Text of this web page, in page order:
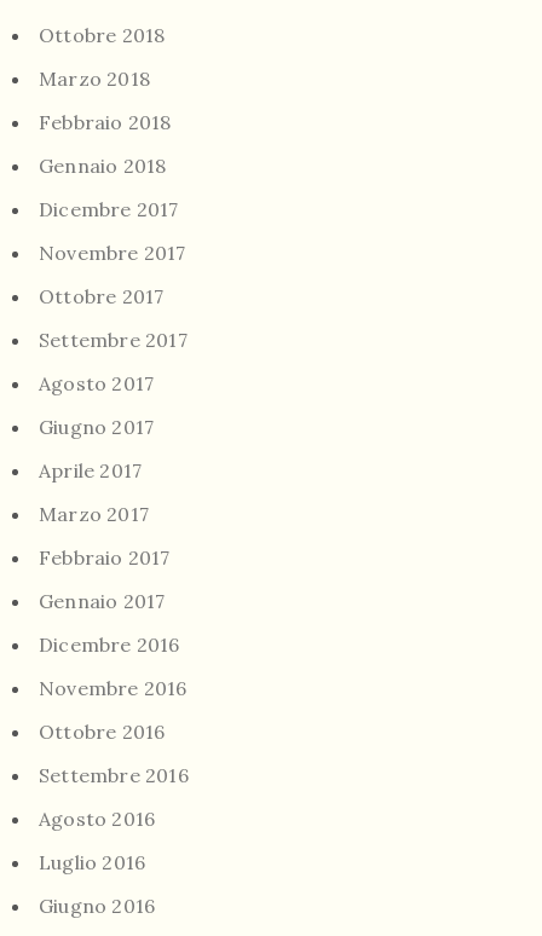
Ottobre 2018
Marzo 2018
Febbraio 2018
Gennaio 2018
Dicembre 2017
Novembre 2017
Ottobre 2017
Settembre 2017
Agosto 2017
Giugno 2017
Aprile 2017
Marzo 2017
Febbraio 2017
Gennaio 2017
Dicembre 2016
Novembre 2016
Ottobre 2016
Settembre 2016
Agosto 2016
Luglio 2016
Giugno 2016